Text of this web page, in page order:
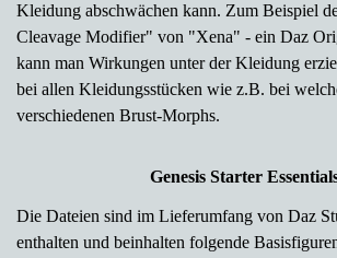
Kleidung abschwächen kann. Zum Beispiel
Cleavage Modifier" von "Xena" - ein Daz
kann man Wirkungen unter der Kleidung
bei allen Kleidungsstücken wie z.B. bei
verschiedenen Brust-Morphs.
Genesis Starter
Die Dateien sind im Lieferumfang von Daz
enthalten und beinhalten folgende